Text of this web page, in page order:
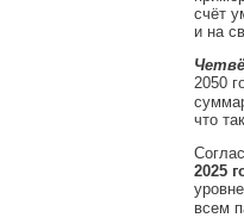
счёт
и на
2050
что
2025
всем